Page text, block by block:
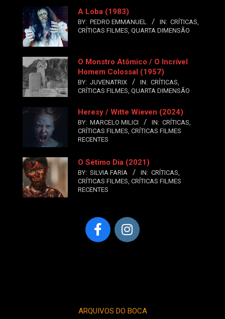
A Loba (1983)
BY: PEDRO EMMANUEL IN: CRÍTICAS,
CRÍTICAS FILMES, QUARTA DIMENSÃO
O Monstro Atômico / O Incrível
Homem Colossal (1957)
BY: JUVENATRIX IN: CRÍTICAS,
CRÍTICAS FILMES, QUARTA DIMENSÃO
Heresy / Witte Wieven (2024)
BY: MARCELO MILICI IN: CRÍTICAS,
CRÍTICAS FILMES, CRÍTICAS FILMES
RECENTES
O Sétimo Dia (2021)
BY: SILVIA FARIA IN: CRÍTICAS,
CRÍTICAS FILMES, CRÍTICAS FILMES
RECENTES
ARQUIVOS DO BOCA